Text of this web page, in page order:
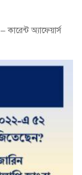
অ্যাফেয়ার্স